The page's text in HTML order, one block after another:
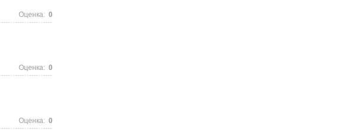
Оценка: 0
Оценка: 0
Оценка: 0